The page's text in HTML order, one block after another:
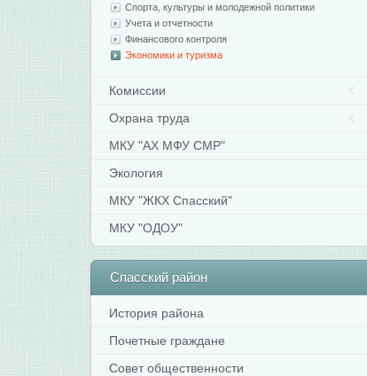
Спорта, культуры и молодежной политики
Учета и отчетности
Финансового контроля
Экономики и туризма
Комиссии
Охрана труда
МКУ "АХ МФУ СМР"
Экология
МКУ "ЖКХ Спасский"
МКУ "ОДОУ"
Спасский район
История района
Почетные граждане
Совет общественности